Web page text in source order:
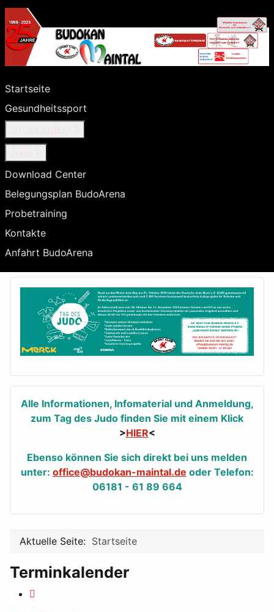
Startseite
Gesundheitssport
Download Center
Belegungsplan BudoArena
Probetraining
Kontakte
Anfahrt BudoArena
Alle Informationen, Infomaterial und Anmeldung,
zum Tag des Judo finden Sie mit einem Klick
>HIER<
Ebenso können Sie sich direkt bei uns melden
unter: office@budokan-maintal.de oder Telefon:
06181 - 61 89 664
Aktuelle Seite: Startseite
Terminkalender